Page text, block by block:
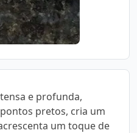
e profunda,
pretos, cria um
um toque de